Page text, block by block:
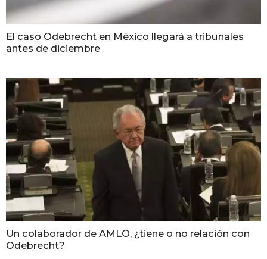
El caso Odebrecht en México llegará a tribunales
antes de diciembre
Un colaborador de AMLO, ¿tiene o no relación con
Odebrecht?